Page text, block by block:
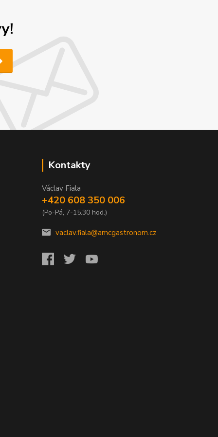
Kontakty
Václav Fiala
+420 608 350 006
(Po-Pá, 7-15.30 hod.)
vaclav.fiala@amcgastronom.cz